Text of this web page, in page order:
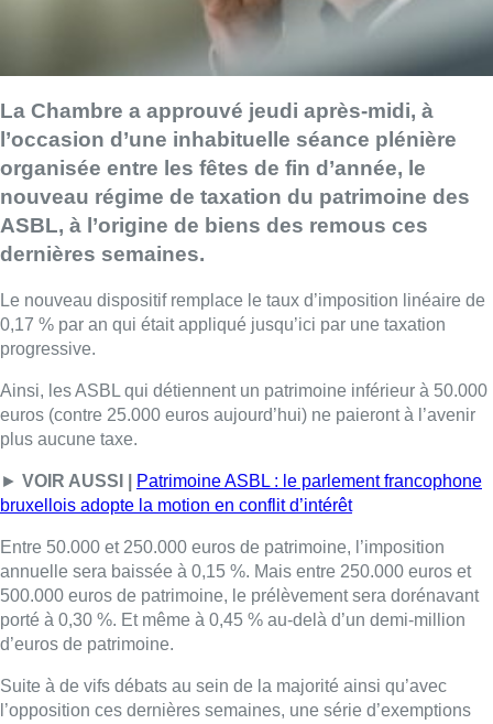
La Chambre a approuvé jeudi après-midi, à
l’occasion d’une inhabituelle séance plénière
organisée entre les fêtes de fin d’année, le
nouveau régime de taxation du patrimoine des
ASBL, à l’origine de biens des remous ces
dernières semaines.
Le nouveau dispositif remplace le taux d’imposition linéaire de
0,17 % par an qui était appliqué jusqu’ici par une taxation
progressive.
Ainsi, les ASBL qui détiennent un patrimoine inférieur à 50.000
euros (contre 25.000 euros aujourd’hui) ne paieront à l’avenir
plus aucune taxe.
► VOIR AUSSI |
Patrimoine ASBL : le parlement francophone
bruxellois adopte la motion en conflit d’intérêt
Entre 50.000 et 250.000 euros de patrimoine, l’imposition
annuelle sera baissée à 0,15 %. Mais entre 250.000 euros et
500.000 euros de patrimoine, le prélèvement sera dorénavant
porté à 0,30 %. Et même à 0,45 % au-delà d’un demi-million
d’euros de patrimoine.
Suite à de vifs débats au sein de la majorité ainsi qu’avec
l’opposition ces dernières semaines, une série d’exemptions